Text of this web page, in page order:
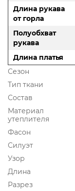
Длина рукава
от горла
Полуобхват
рукава
Длина платья
Сезон
Тип ткани
Состав
Материал
утеплителя
Фасон
Силуэт
Узор
Длина
Разрез